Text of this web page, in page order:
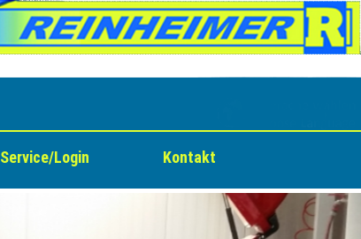
Service/Login Kontakt